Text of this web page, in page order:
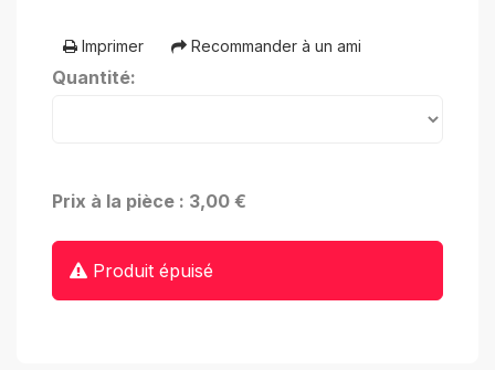
Imprimer Recommander à un ami
Quantité:
Prix à la pièce : 3,00 €
Produit épuisé